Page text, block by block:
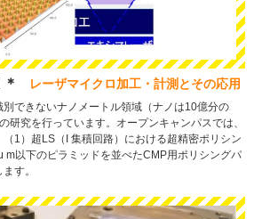
レーザマイクロ加工・計測とその応用
できないナノメートル領域（ナノは10億分の
研究を行っています。オープンキャンパスでは、
1）超LS（I 集積回路）における超精密ポリシン
m以下のピラミッドを並べたCMP用ポリシングパ
す。